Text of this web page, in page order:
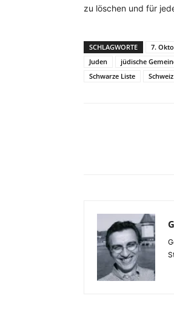
zu löschen und für
SCHLAGWORTE 7.
Juden
jüdische
Schwarze Liste
Schweiz